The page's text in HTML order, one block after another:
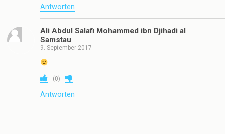
Antworten
Ali Abdul Salafi Mohammed ibn Djihadi al
Samstau
9. September 2017
(0)
Antworten